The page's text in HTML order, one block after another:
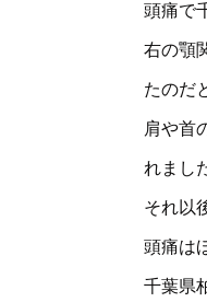
頭痛で
右の顎
たのだ
肩や首
れまし
それ以
頭痛は
千葉県